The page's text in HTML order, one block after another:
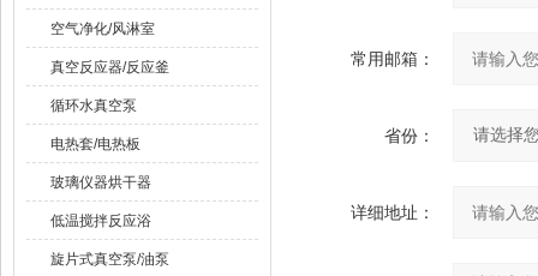
空气净化/风淋室
真空反应器/反应釜
循环水真空泵
电热套/电热板
玻璃仪器烘干器
低温搅拌反应浴
旋片式真空泵/油泵
常用邮箱：
省份：
详细地址：